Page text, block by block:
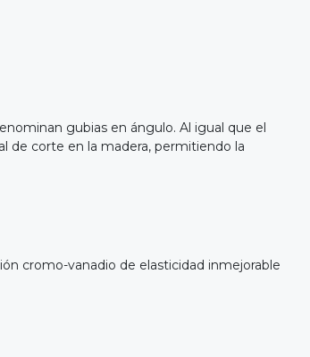
gubias en ángulo. Al igual que el
de corte en la madera, permitiendo la
cromo-vanadio de elasticidad inmejorable